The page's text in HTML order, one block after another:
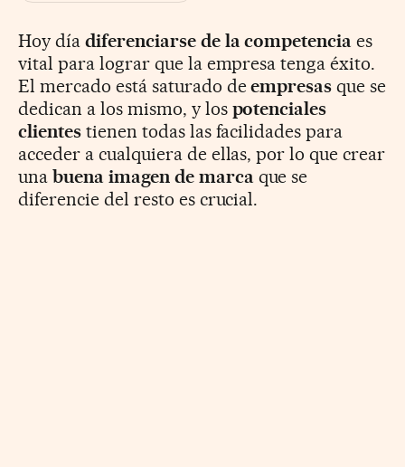
Hoy día diferenciarse de la competencia es
vital para lograr que la empresa tenga éxito.
El mercado está saturado deempresas que se
dedican a los mismo, y los potenciales
clientestienen todas las facilidades para
acceder a cualquiera de ellas, por lo que crear
una buena imagen de marca que se
diferencie del resto es crucial.